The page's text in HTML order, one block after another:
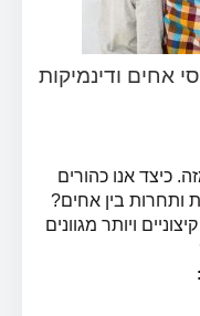
ודינמיקות
כיצד אנו כהורים
ותחרות בין אחים?
ויותר מגוונים